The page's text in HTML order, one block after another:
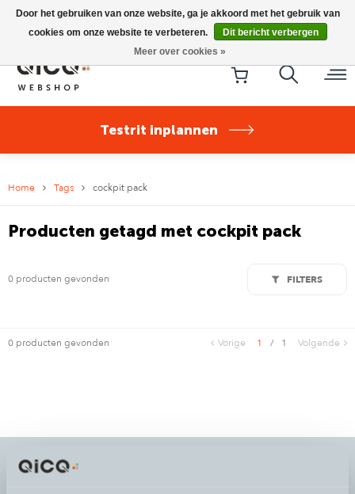
Riese & Müller Nevo5 Silent Core nu direct uit voorraad
leverbaar!
Testrit inplannen
Home Tags cockpit pack
Producten getagd met cockpit pack
0 producten gevonden FILTERS
0 producten gevonden Vorige 1 / 1 Volgende
Door het gebruiken van onze website, ga je akkoord met het gebruik van
cookies om onze website te verbeteren.
Dit bericht verbergen
Meer over cookies »